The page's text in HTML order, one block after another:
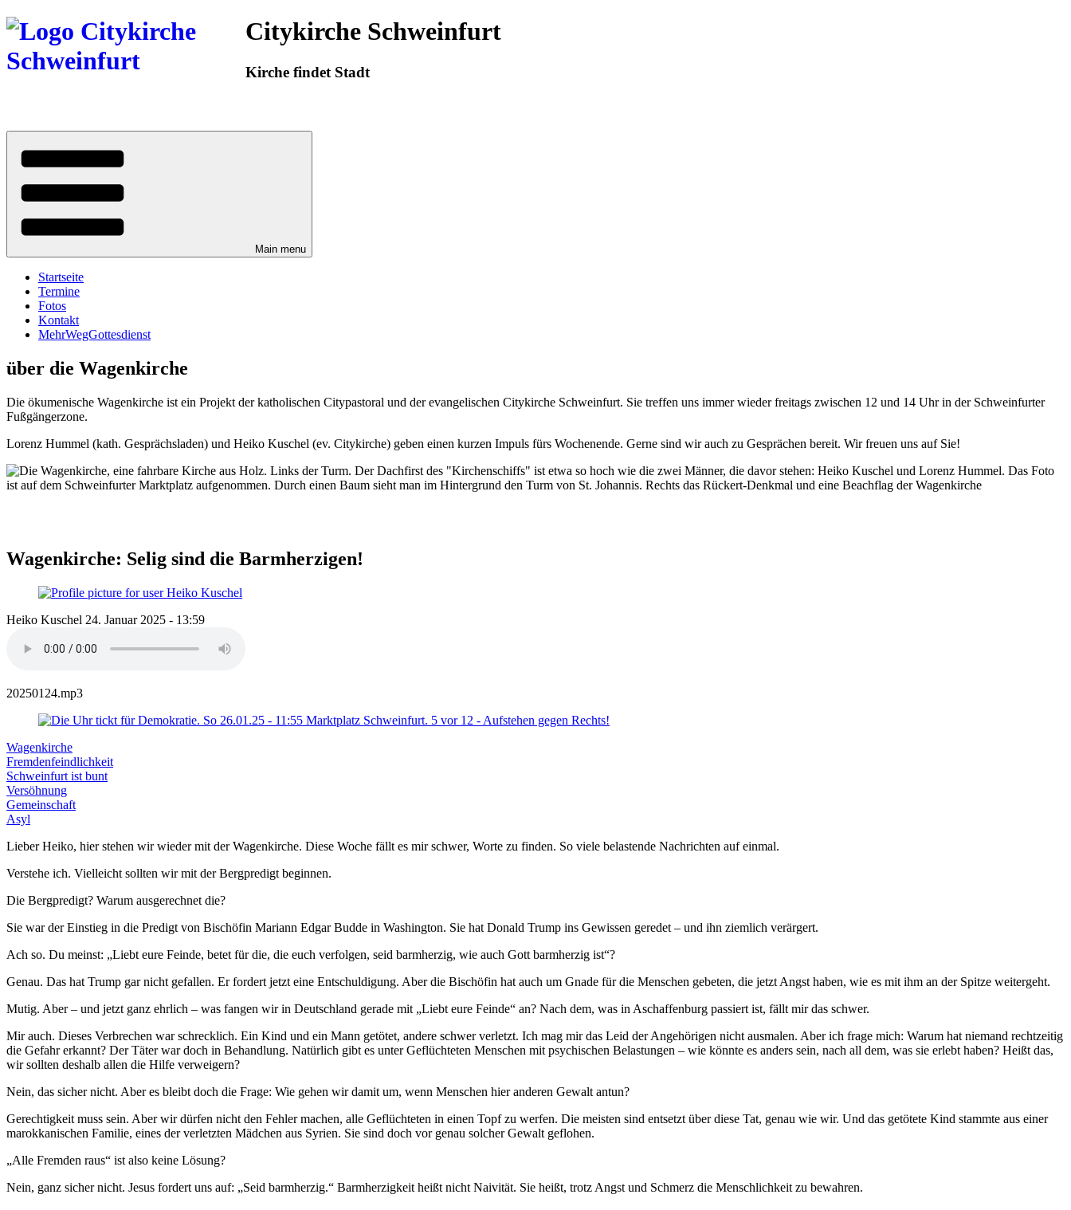
Direkt
zum
Inhalt
Citykirche Schweinfurt
Kirche findet Stadt
Main menu
Startseite
Termine
Fotos
Kontakt
MehrWegGottesdienst
über die Wagenkirche
Die ökumenische Wagenkirche ist ein Projekt der katholischen Citypastoral und der evangelischen Citykirche Schweinfurt. Sie treffen uns immer wieder freitags zwischen 12 und 14 Uhr in der Schweinfurter
Fußgängerzone.
Lorenz Hummel (kath. Gesprächsladen) und Heiko Kuschel (ev. Citykirche) geben einen kurzen Impuls fürs Wochenende. Gerne sind wir auch zu Gesprächen bereit. Wir freuen uns auf Sie!
Pfadnavigation
Wagenkirche: Selig sind die Barmherzigen!
Heiko Kuschel 24. Januar 2025 - 13:59
20250124.mp3
Wagenkirche
Fremdenfeindlichkeit
Schweinfurt ist bunt
Versöhnung
Gemeinschaft
Asyl
Lieber Heiko, hier stehen wir wieder mit der Wagenkirche. Diese Woche fällt es mir schwer, Worte zu finden. So viele belastende Nachrichten auf einmal.
Verstehe ich. Vielleicht sollten wir mit der Bergpredigt beginnen.
Die Bergpredigt? Warum ausgerechnet die?
Sie war der Einstieg in die Predigt von Bischöfin Mariann Edgar Budde in Washington. Sie hat Donald Trump ins Gewissen geredet – und ihn ziemlich verärgert.
Ach so. Du meinst: „Liebt eure Feinde, betet für die, die euch verfolgen, seid barmherzig, wie auch Gott barmherzig ist“?
Genau. Das hat Trump gar nicht gefallen. Er fordert jetzt eine Entschuldigung. Aber die Bischöfin hat auch um Gnade für die Menschen gebeten, die jetzt Angst haben, wie es mit ihm an der Spitze weitergeht.
Mutig. Aber – und jetzt ganz ehrlich – was fangen wir in Deutschland gerade mit „Liebt eure Feinde“ an? Nach dem, was in Aschaffenburg passiert ist, fällt mir das schwer.
Mir auch. Dieses Verbrechen war schrecklich. Ein Kind und ein Mann getötet, andere schwer verletzt. Ich mag mir das Leid der Angehörigen nicht ausmalen. Aber ich frage mich: Warum hat niemand rechtzeitig
die Gefahr erkannt? Der Täter war doch in Behandlung. Natürlich gibt es unter Geflüchteten Menschen mit psychischen Belastungen – wie könnte es anders sein, nach all dem, was sie erlebt haben? Heißt das,
wir sollten deshalb allen die Hilfe verweigern?
Nein, das sicher nicht. Aber es bleibt doch die Frage: Wie gehen wir damit um, wenn Menschen hier anderen Gewalt antun?
Gerechtigkeit muss sein. Aber wir dürfen nicht den Fehler machen, alle Geflüchteten in einen Topf zu werfen. Die meisten sind entsetzt über diese Tat, genau wie wir. Und das getötete Kind stammte aus einer
marokkanischen Familie, eines der verletzten Mädchen aus Syrien. Sie sind doch vor genau solcher Gewalt geflohen.
„Alle Fremden raus“ ist also keine Lösung?
Nein, ganz sicher nicht. Jesus fordert uns auf: „Seid barmherzig.“ Barmherzigkeit heißt nicht Naivität. Sie heißt, trotz Angst und Schmerz die Menschlichkeit zu bewahren.